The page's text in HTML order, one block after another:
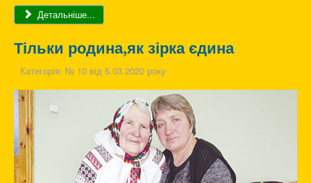
Детальніше...
Тільки родина,як зірка єдина
Категорія: № 10 від 5.03.2020 року